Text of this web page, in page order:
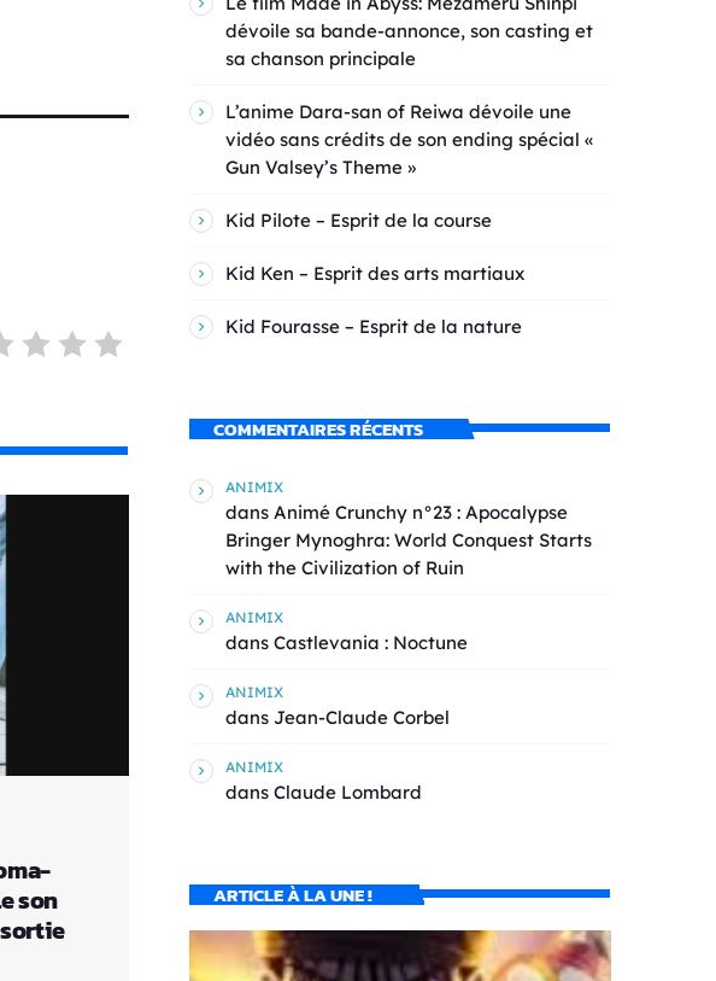
son
dévoile sa bande-annonce, son casting et
sa chanson principale
L’anime Dara-san of Reiwa dévoile une
vidéo sans crédits de son ending spécial «
Gun Valsey’s Theme »
Kid Pilote – Esprit de la course
Kid Ken – Esprit des arts martiaux
Kid Fourasse – Esprit de la nature
COMMENTAIRES RÉCENTS
ANIMIX
dans Animé Crunchy n°23 : Apocalypse
Bringer Mynoghra: World Conquest Starts
with the Civilization of Ruin
ANIMIX
dans Castlevania : Noctune
ANIMIX
dans Jean-Claude Corbel
ANIMIX
dans Claude Lombard
ARTICLE À LA UNE !